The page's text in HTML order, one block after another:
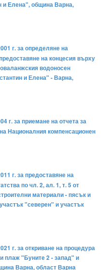
и Елена", община Варна,
г. за определяне на
на концесия върху
водоносен
и Елена" - Варна,
г. за приемане на отчета за
Националния компенсационен
г. за предоставяне на
по чл. 2, ал. 1, т. 5 от
материали - пясък и
"северен" и участък
г. за откриване на процедура
плаж "Буните 2 - запад" и
Варна, област Варна